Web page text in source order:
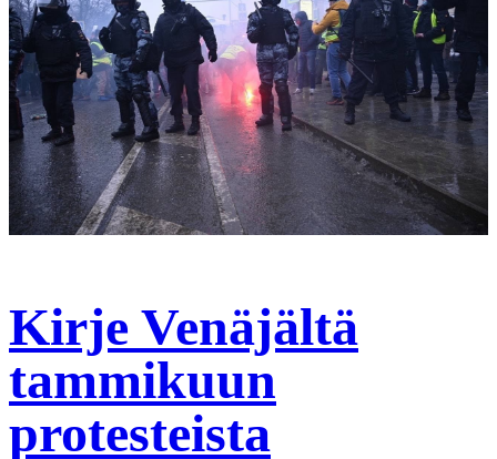
Kirje Venäjältä
tammikuun
protesteista